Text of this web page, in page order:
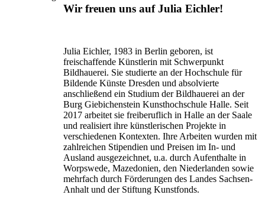
Wir freuen uns auf Julia Eichler!
Julia Eichler, 1983 in Berlin geboren, ist
freischaffende Künstlerin mit Schwerpunkt
Bildhauerei. Sie studierte an der Hochschule für
Bildende Künste Dresden und absolvierte
anschließend ein Studium der Bildhauerei an der
Burg Giebichenstein Kunsthochschule Halle. Seit
2017 arbeitet sie freiberuflich in Halle an der Saale
und realisiert ihre künstlerischen Projekte in
verschiedenen Kontexten. Ihre Arbeiten wurden mit
zahlreichen Stipendien und Preisen im In- und
Ausland ausgezeichnet, u.a. durch Aufenthalte in
Worpswede, Mazedonien, den Niederlanden sowie
mehrfach durch Förderungen des Landes Sachsen-
Anhalt und der Stiftung Kunstfonds.